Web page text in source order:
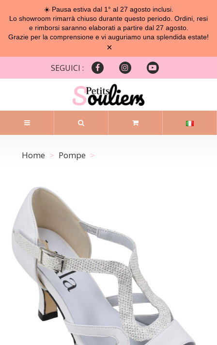
☀️ Pausa estiva dal 1° al 27 agosto inclusi.
Lo showroom rimarrà chiuso durante questo periodo. Ordini, resi
e rimborsi saranno elaborati a partire dal 27 agosto.
Grazie per la comprensione e vi auguriamo una splendida estate!
×
SEGUICI :
Home Pompe